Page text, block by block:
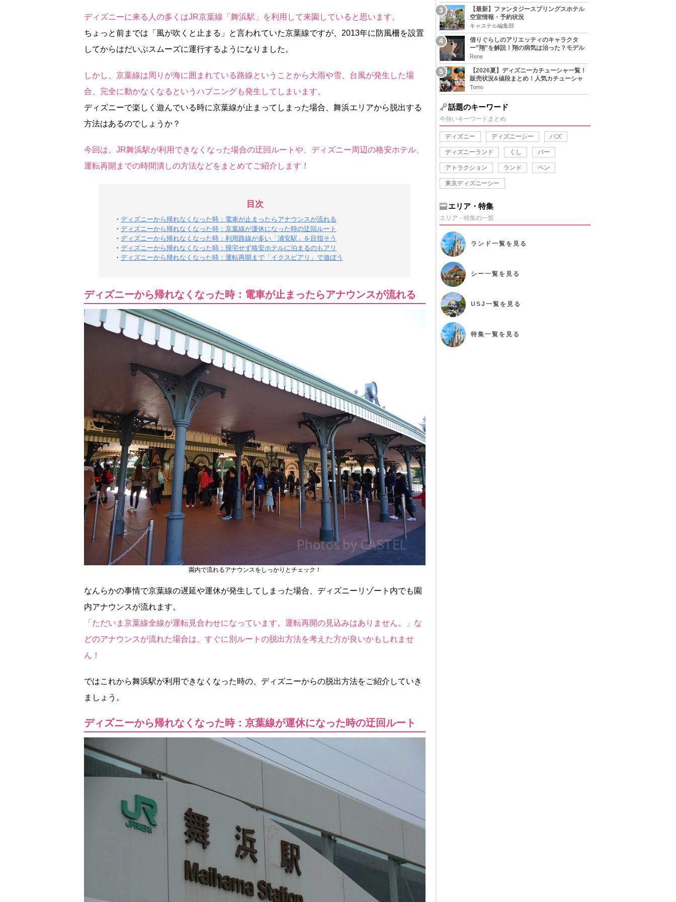
ディズニーに来る人の多くはJR京葉線「舞浜駅」を利用して来園していると思います。
ちょっと前までは「風が吹くと止まる」と言われていた京葉線ですが、2013年に防風柵を設置
してからはだいぶスムーズに運行するようになりました。
しかし、京葉線は周りが海に囲まれている路線ということから大雨や雪、台風が発生した場
合、完全に動かなくなるというハプニングも発生してしまいます。
ディズニーで楽しく遊んでいる時に京葉線が止まってしまった場合、舞浜エリアから脱出する
方法はあるのでしょうか？
今回は、JR舞浜駅が利用できなくなった場合の迂回ルートや、ディズニー周辺の格安ホテル、
運転再開までの時間潰しの方法などをまとめてご紹介します！
目次
・ ディズニーから帰れなくなった時：電車が止まったらアナウンスが流れる
・ ディズニーから帰れなくなった時：京葉線が運休になった時の迂回ルート
・ ディズニーから帰れなくなった時：利用路線が多い「浦安駅」を目指そう
・ ディズニーから帰れなくなった時：帰宅せず格安ホテルに泊まるのもアリ
・ ディズニーから帰れなくなった時：運転再開まで「イクスピアリ」で遊ぼう
ディズニーから帰れなくなった時：電車が止まったらアナウンスが流れる
園内で流れるアナウンスをしっかりとチェック！
なんらかの事情で京葉線の遅延や運休が発生してしまった場合、ディズニーリゾート内でも園
内アナウンスが流れます。
「ただいま京葉線全線が運転見合わせになっています。運転再開の見込みはありません。」な
どのアナウンスが流れた場合は、すぐに別ルートの脱出方法を考えた方が良いかもしれませ
ん！
ではこれから舞浜駅が利用できなくなった時の、ディズニーからの脱出方法をご紹介していき
ましょう。
ディズニーから帰れなくなった時：京葉線が運休になった時の迂回ルート
【最新】ファンタジースプリングスホテル
空室情報・予約状況
キャステル編集部
借りぐらしのアリエッティのキャラクタ
ー”翔”を解説！翔の病気は治った？モデル
は誰？
Rene
【2026夏】ディズニーカチューシャ一覧！
販売状況&値段まとめ！人気カチューシャ
をチェック
Tomo
話題のキーワード
今熱いキーワードまとめ
ディズニー ディズニーシー バズ
ディズニーランド くし バー
アトラクション ランド ペン
東京ディズニーシー
エリア・特集
エリア・特集の一覧
ランド 一覧を見る
シー一覧を見る
USJ 一覧を見る
特集一覧を見る